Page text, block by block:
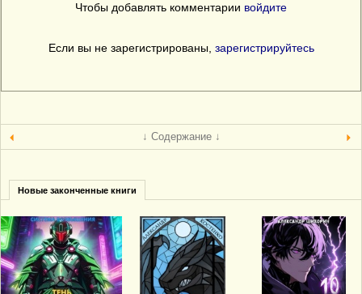
Чтобы добавлять комментарии войдите
Если вы не зарегистрированы, зарегистрируйтесь
↓ Содержание ↓
Новые законченные книги